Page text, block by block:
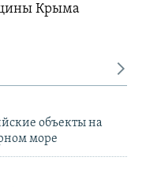
Крыма
объекты на
море